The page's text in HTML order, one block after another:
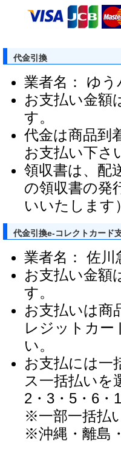
代金引換
業者名： ゆ
お支払い金額
す。
代金は商品到
お支払い下さ
領収書は、配
の領収書の発
いいたします
代金引換e-コレクトカード
業者名： 佐川
お支払い金額
す。
お支払いは商
レジットカー
い。
お支払には一
ス一括払いを
2・3・5・6・
※一部一括払
※沖縄・離島